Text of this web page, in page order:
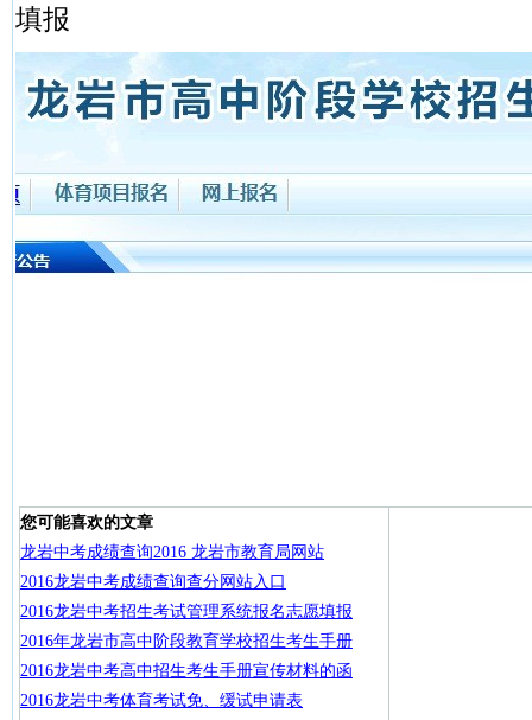
填报
您可能喜欢的文章
龙岩中考成绩查询2016 龙岩市教育局网站
2016龙岩中考成绩查询查分网站入口
2016龙岩中考招生考试管理系统报名志愿填报
2016年龙岩市高中阶段教育学校招生考生手册
2016龙岩中考高中招生考生手册宣传材料的函
2016龙岩中考体育考试免、缓试申请表